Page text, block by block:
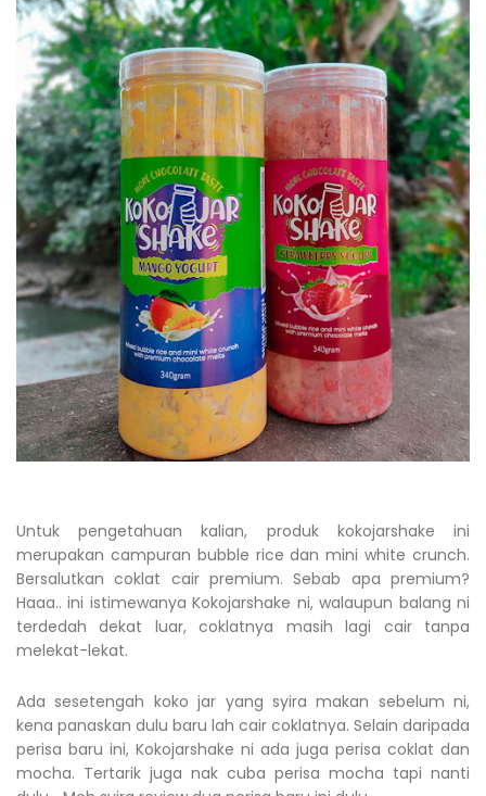
Untuk pengetahuan kalian, produk kokojarshake ini
merupakan campuran bubble rice dan mini white crunch.
Bersalutkan coklat cair premium. Sebab apa premium?
Haaa.. ini istimewanya Kokojarshake ni, walaupun balang ni
terdedah dekat luar, coklatnya masih lagi cair tanpa
melekat-lekat.
Ada sesetengah koko jar yang syira makan sebelum ni,
kena panaskan dulu baru lah cair coklatnya. Selain daripada
perisa baru ini, Kokojarshake ni ada juga perisa coklat dan
mocha. Tertarik juga nak cuba perisa mocha tapi nanti